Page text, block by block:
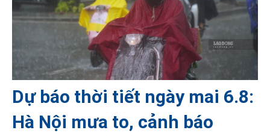
Dự báo thời tiết ngày mai 6.8:
Hà Nội mưa to, cảnh báo